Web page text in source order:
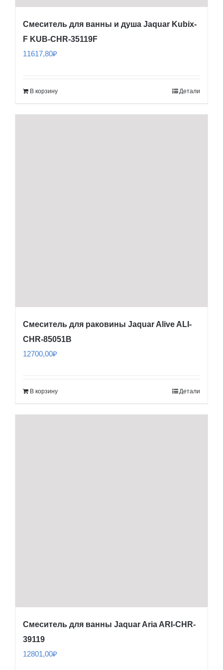
Смеситель для ванны и душа Jaquar Kubix-
F KUB-CHR-35119F
11617,80₽
В корзину Детали
Смеситель для раковины Jaquar Alive ALI-
CHR-85051B
12700,00₽
В корзину Детали
Смеситель для ванны Jaquar Aria ARI-CHR-
39119
12801,00₽